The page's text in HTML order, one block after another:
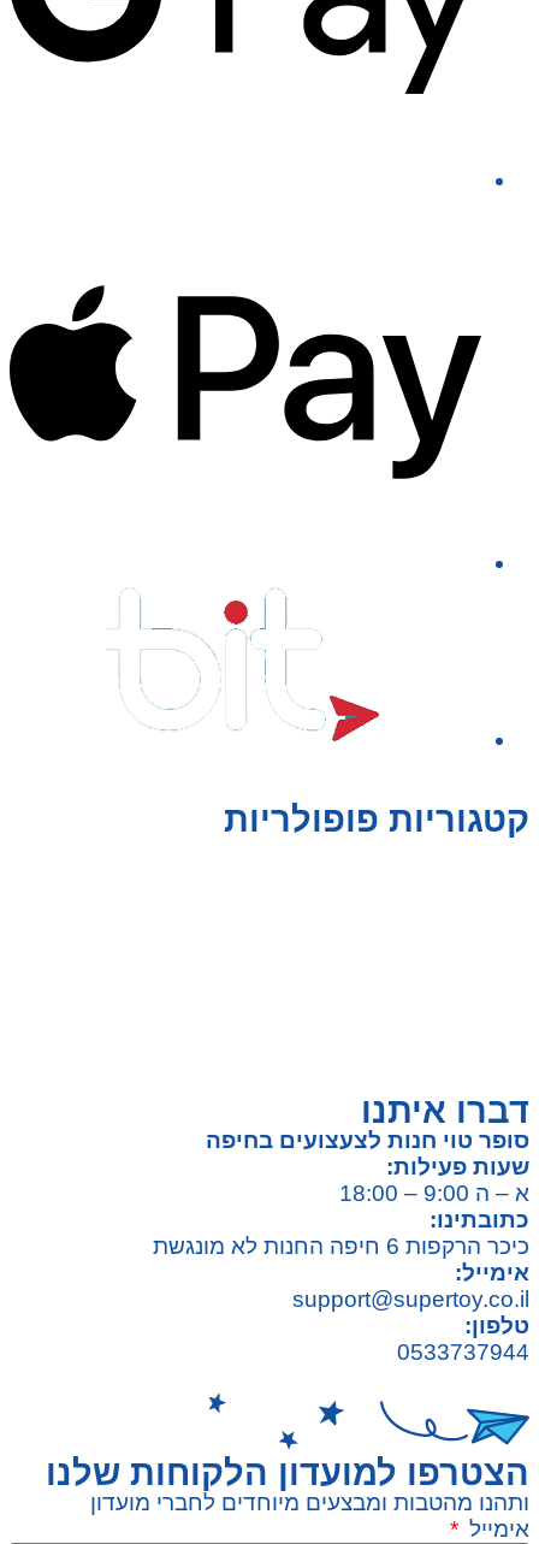
קטגוריות פופולריות
דברו איתנו
סופר טוי חנות לצעצועים בחיפה
שעות פעילות:
א – ה 9:00 – 18:00
כתובתינו:
כיכר הרקפות 6 חיפה החנות לא מונגשת
אימייל:
support@supertoy.co.il
טלפון:
0533737944
הצטרפו למועדון הלקוחות שלנו
ותהנו מהטבות ומבצעים מיוחדים לחברי מועדון
אימייל